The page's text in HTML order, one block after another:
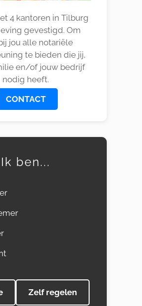
4 kantoren in Tilburg
gevestigd. Om
jou alle notariële
te bieden die jij,
en/of jouw bedrijf
nodig heeft.
CONTACT
Ik ben...
Zelf regelen